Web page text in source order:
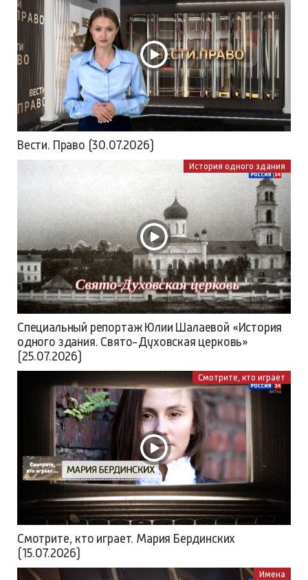
Вести. Право (30.07.2026)
История одного здания
Специальный репортаж Юлии Шалаевой «История
одного здания. Свято-Духовская церковь»
(25.07.2026)
Смотрите, кто играет
Смотрите, кто играет. Мария Бердинских
(15.07.2026)
Имена